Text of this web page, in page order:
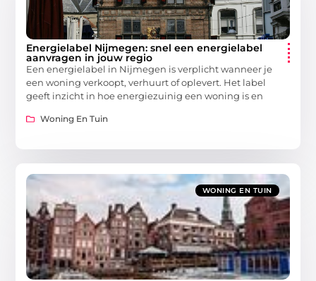
Energielabel Nijmegen: snel een energielabel
aanvragen in jouw regio
Een energielabel in Nijmegen is verplicht wanneer je
een woning verkoopt, verhuurt of oplevert. Het label
geeft inzicht in hoe energiezuinig een woning is en
Woning En Tuin
WONING EN TUIN